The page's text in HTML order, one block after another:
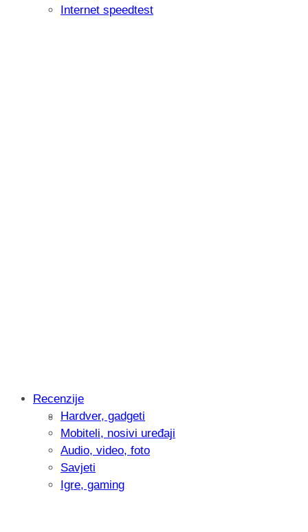
Internet speedtest
Intervju: Goran Jović, fotograf -
Recenzije
Hardver, gadgeti
Mobiteli, nosivi uređaji
Audio, video, foto
Savjeti
Igre, gaming